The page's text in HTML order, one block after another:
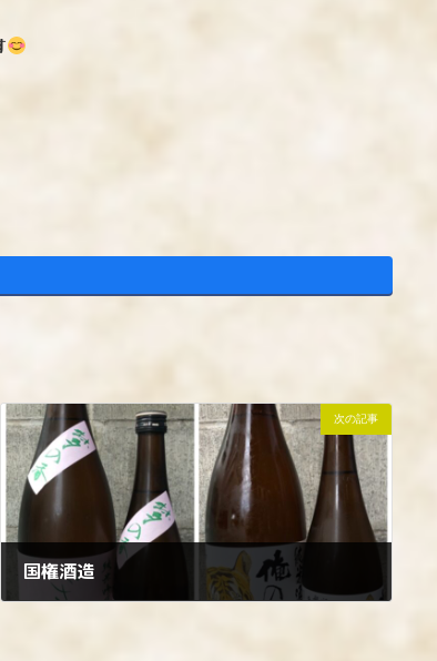
次の記事
国権酒造